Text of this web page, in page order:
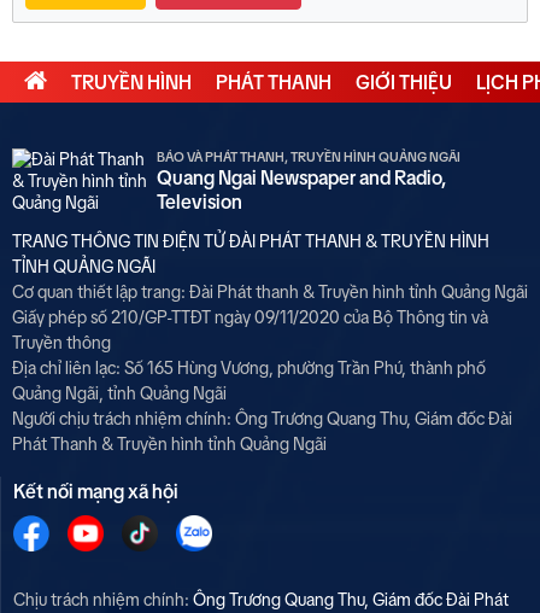
TRUYỀN HÌNH PHÁT THANH GIỚI THIỆU LỊCH
BÁO VÀ PHÁT THANH, TRUYỀN HÌNH QUẢNG NGÃI
Quang Ngai Newspaper and Radio,
Television
TRANG THÔNG TIN ĐIỆN TỬ ĐÀI PHÁT THANH & TRUYỀN HÌNH
TỈNH QUẢNG NGÃI
Cơ quan thiết lập trang: Đài Phát thanh & Truyền hình tỉnh Quảng Ngãi
Giấy phép số 210/GP-TTĐT ngày 09/11/2020 của Bộ Thông tin và
Truyền thông
Địa chỉ liên lạc: Số 165 Hùng Vương, phường Trần Phú, thành phố
Quảng Ngãi, tỉnh Quảng Ngãi
Người chịu trách nhiệm chính: Ông Trương Quang Thu, Giám đốc Đài
Phát Thanh & Truyền hình tỉnh Quảng Ngãi
Kết nối mạng xã hội
Chịu trách nhiệm chính: Ông Trương Quang Thu, Giám đốc Đài Phát